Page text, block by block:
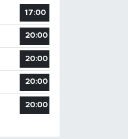
17:00
20:00
20:00
20:00
20:00